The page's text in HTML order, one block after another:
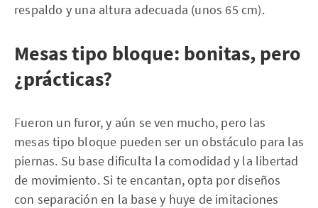
respaldo y una altura adecuada (unos 65 cm).
Mesas tipo bloque: bonitas, pero
¿prácticas?
Fueron un furor, y aún se ven mucho, pero las
mesas tipo bloque pueden ser un obstáculo para las
piernas. Su base dificulta la comodidad y la libertad
de movimiento. Si te encantan, opta por diseños
con separación en la base y huye de imitaciones